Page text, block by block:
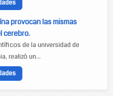
provocan las mismas
cerebro.
de la universidad de
realizó un...